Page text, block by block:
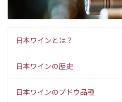
日本ワインとは？
日本ワインの歴史
日本ワインのブドウ品種